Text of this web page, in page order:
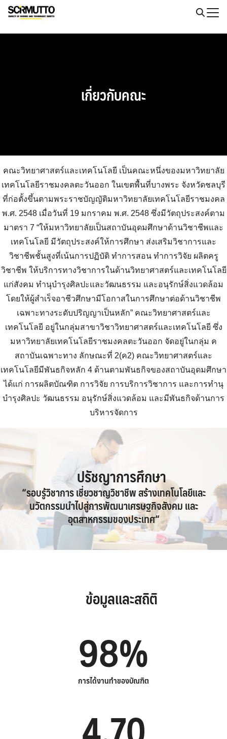
Skip
content
เกี่ยวกับคณะ
คณะวิทยาศาสตร์และเทคโนโลยี เป็นคณะหนึ่งของมหาวิทยาลัย
เทคโนโลยีราชมงคลตะวันออก ในเขตพื้นที่บางพระ จังหวัดชลบุรี
ที่ก่อตั้งขึ้นตามพระราชบัญญัติมหาวิทยาลัยเทคโนโลยีราชมงคล
พ.ศ. 2548 เมื่อวันที่ 19 มกราคม พ.ศ. 2548 ซึ่งมีวัตถุประสงค์ตาม
มาตรา 7 “ให้มหาวิทยาลัยเป็นสถาบันอุดมศึกษาด้านวิชาชีพและ
เทคโนโลยี มีวัตถุประสงค์ให้การศึกษา ส่งเสริมวิชาการและ
วิชาชีพชั้นสูงที่เน้นการปฏิบัติ ทำการสอน ทำการวิจัย ผลิตครู
วิชาชีพ ให้บริการทางวิชาการในด้านวิทยาศาสตร์และเทคโนโลยี
แก่สังคม ทำนุบำรุงศิลปะและวัฒนธรรม และอนุรักษ์สิ่งแวดล้อม
โดยให้ผู้สำเร็จอาชีวศึกษามีโอกาสในการศึกษาต่อด้านวิชาชีพ
เฉพาะทางระดับปริญญาเป็นหลัก” คณะวิทยาศาสตร์และ
เทคโนโลยี อยู่ในกลุ่มสาขาวิชาวิทยาศาสตร์และเทคโนโลยี ซึ่ง
มหาวิทยาลัยเทคโนโลยีราชมงคลตะวันออก จัดอยู่ในกลุ่ม ค
สถาบันเฉพาะทาง ลักษณะที่ 2(ค2) คณะวิทยาศาสตร์และ
เทคโนโลยีมีพันธกิจหลัก 4 ด้านตามพันธกิจของสถาบันอุดมศึกษา
ได้แก่ การผลิตบัณฑิต การวิจัย การบริการวิชาการ และการทำนุ
บำรุงศิลปะ วัฒนธรรม อนุรักษ์สิ่งแวดล้อม และมีพันธกิจด้านการ
บริหารจัดการ
ปรัชญาการศึกษา
“รอบรู้วิชาการ เชี่ยวชาญวิชาชีพ สร้างเทคโนโลยีและ
นวัตกรรมนำไปสู่การพัฒนาเศรษฐกิจสังคม และ
อุตสาหกรรมของประเทศ“
ข้อมูลและสถิติ
98%
การได้งานทำของบัณฑิต